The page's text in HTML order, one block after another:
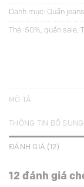
Danh mục: Quần jeans
Thẻ: 50%, quần sale,
MÔ TẢ
THÔNG TIN BỔ SUNG
ĐÁNH GIÁ (12)
12 đánh giá